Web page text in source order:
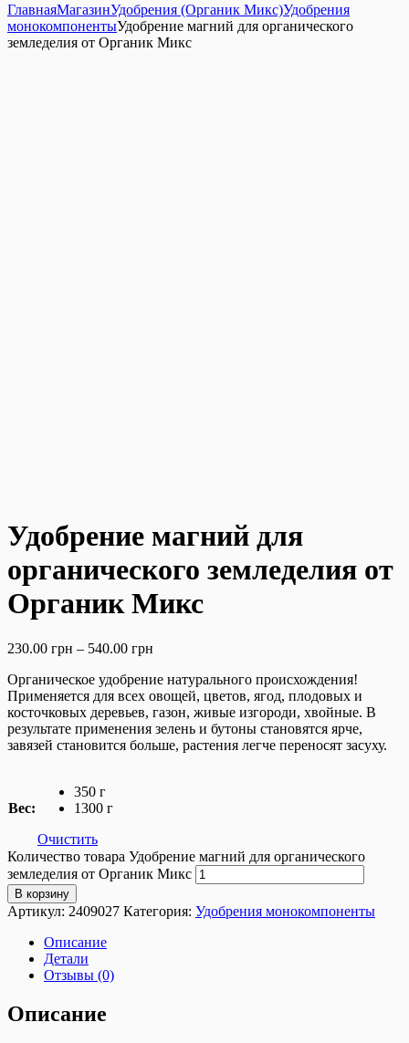
ГлавнаяМагазинУдобрения (Органик Микс)Удобрения
монокомпонентыУдобрение магний для органического
земледелия от Органик Микс
Удобрение магний для
органического земледелия от
Органик Микс
230.00 грн – 540.00 грн
Органическое удобрение натурального происхождения!
Применяется для всех овощей, цветов, ягод, плодовых и
косточковых деревьев, газон, живые изгороди, хвойные. В
результате применения зелень и бутоны становятся ярче,
завязей становится больше, растения легче переносят засуху.
Вес:
350 г
1300 г
Очистить
Количество товара Удобрение магний для органического
земледелия от Органик Микс
В корзину
Артикул: 2409027 Категория: Удобрения монокомпоненты
Описание
Детали
Отзывы (0)
Описание